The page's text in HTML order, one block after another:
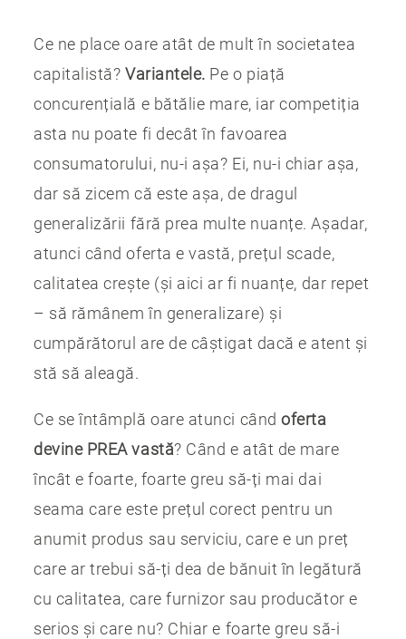
Ce ne place oare atât de mult în societatea
capitalistă?Variantele. Pe o piață
concurențială e bătălie mare, iar competiția
asta nu poate fi decât în favoarea
consumatorului, nu-i așa? Ei, nu-i chiar așa,
dar să zicem că este așa, de dragul
generalizării fără prea multe nuanțe. Așadar,
atunci când oferta e vastă, prețul scade,
calitatea crește (și aici ar fi nuanțe, dar repet
– să rămânem în generalizare) și
cumpărătorul are de câștigat dacă e atent și
stă să aleagă.
Ce se întâmplă oare atunci cândoferta
devine PREA vastă? Când e atât de mare
încât e foarte, foarte greu să-ți mai dai
seama care este prețul corect pentru un
anumit produs sau serviciu, care e un preț
care ar trebui să-ți dea de bănuit în legătură
cu calitatea, care furnizor sau producător e
serios și care nu? Chiar e foarte greu să-i